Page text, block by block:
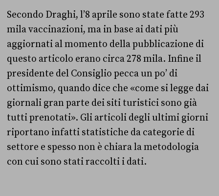
Secondo Draghi, l’8 aprile sono state fatte 293
mila vaccinazioni, ma in base ai dati più
aggiornati al momento della pubblicazione di
questo articolo erano circa 278 mila. Infine il
presidente del Consiglio pecca un po’ di
ottimismo, quando dice che «come si legge dai
giornali gran parte dei siti turistici sono già
tutti prenotati». Gli articoli degli ultimi giorni
riportano infatti statistiche da categorie di
settore e spesso non è chiara la metodologia
con cui sono stati raccolti i dati.